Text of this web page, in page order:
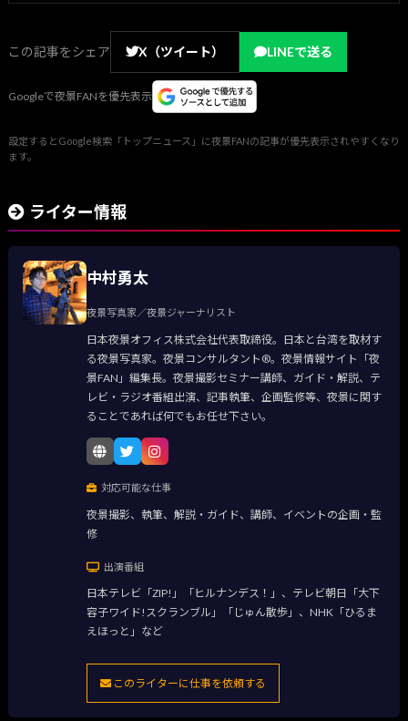
この記事をシェア X（ツイート） LINEで送る
Googleで夜景FANを優先表示
設定するとGoogle検索「トップニュース」に夜景FANの記事が優先表示されやすくなり
ます。
ライター情報
中村勇太
夜景写真家／夜景ジャーナリスト
日本夜景オフィス株式会社代表取締役。日本と台湾を取材す
る夜景写真家。夜景コンサルタント®。夜景情報サイト「夜
景FAN」編集長。夜景撮影セミナー講師、ガイド・解説、テ
レビ・ラジオ番組出演、記事執筆、企画監修等、夜景に関す
ることであれば何でもお任せ下さい。
対応可能な仕事
夜景撮影、執筆、解説・ガイド、講師、イベントの企画・監
修
出演番組
日本テレビ「ZIP!」「ヒルナンデス！」、テレビ朝日「大下
容子ワイド!スクランブル」「じゅん散歩」、NHK「ひるま
えほっと」など
このライターに仕事を依頼する